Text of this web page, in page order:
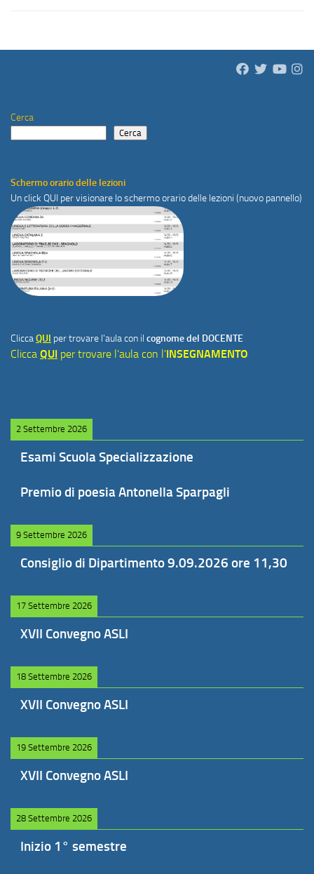
Cerca
Cerca
Schermo orario delle lezioni
Un click QUI per visionare lo schermo orario delle lezioni (nuovo pannello)
CliccaQUI per trovare l'aula con il cognome del DOCENTE
Clicca QUI per trovare l'aula con l'INSEGNAMENTO
2 Settembre 2026
Esami Scuola Specializzazione
Premio di poesia Antonella Sparpagli
9 Settembre 2026
Consiglio di Dipartimento 9.09.2026 ore 11,30
17 Settembre 2026
XVII Convegno ASLI
18 Settembre 2026
XVII Convegno ASLI
19 Settembre 2026
XVII Convegno ASLI
28 Settembre 2026
Inizio 1° semestre